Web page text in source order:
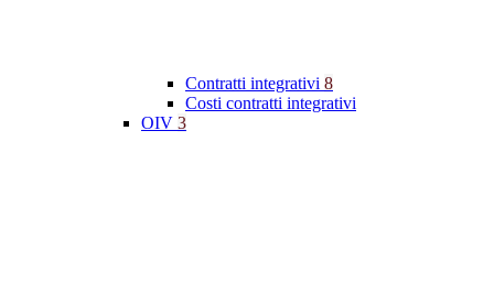
Contratti integrativi 8
Costi contratti integrativi
OIV 3